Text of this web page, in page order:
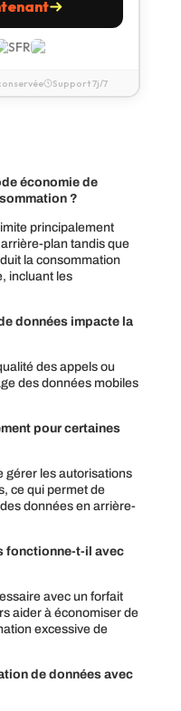
Support 7j/7
économie de
?
principalement
plan tandis que
la consommation
incluant les
données impacte la
des appels ou
des données mobiles
pour certaines
gérer les autorisations
ce qui permet de
données en arrière-
fonctionne-t-il avec
avec un forfait
aider à économiser de
excessive de
de données avec